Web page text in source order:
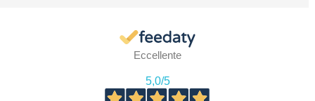
Eccellente
5,0/5